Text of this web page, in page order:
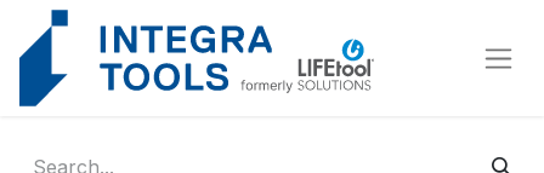
Cookies management panel